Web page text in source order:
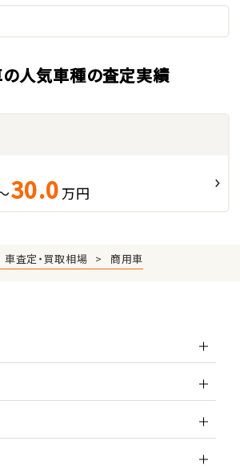
人気車種の査定実績
30.0 万円
車査定・買取相場 商用車